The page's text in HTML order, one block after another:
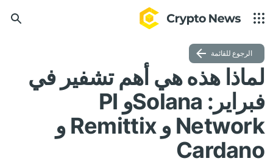
الرجوع للقائمة
لماذا هذه هي أهم تشفير في
فبراير: Solanaو PI
Network و Remittix و
Cardano